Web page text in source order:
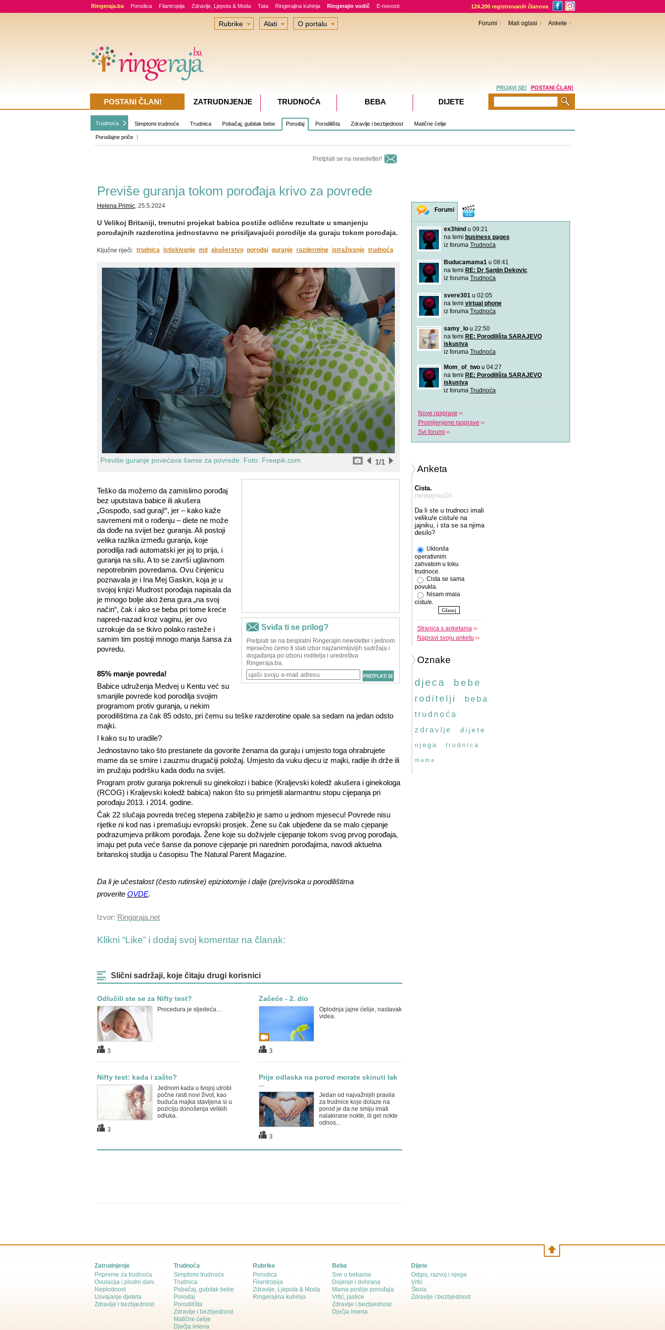
Ringeraja.ba Porodica Filantropija Zdravlje, Ljepota & Moda Tata Ringerajina kuhinja Ringerajin vodič E-novosti 124.200 registrovanih članova
Trudnoća Simptomi trudnoće Trudnica Pobačaj, gubitak bebe Porođaj
Porođajne priče
Porodilišta Zdravlje i bezbjednost Matične ćelije
Pretplati se na newsletter!
Previše guranja tokom porođaja krivo za povrede
Helena Primic, 25.5.2024
U Velikoj Britaniji, trenutni projekat babica postiže odlične rezultate u smanjenju
porođajnih razderotina jednostavno ne prisiljavajući porodilje da guraju tokom porođaja.
Ključne riječi: trudnica istiskivanje mit akušerstvo porođaj guranje razderotine istraživanje trudnoća
Previše guranje povećava šanse za povrede. Foto: Freepik.com /1
1
Teško da možemo da zamislimo porođaj
bez uputstava babice ili akušera
„Gospođo, sad guraj!“, jer – kako kaže
savremeni mit o rođenju – diete ne može
da dođe na svijet bez guranja. Ali postoji
velika razlika između guranja, koje
porodilja radi automatski jer joj to prija, i
guranja na silu. A to se završi uglavnom
nepotrebnim povredama. Ovu činjenicu
poznavala je i Ina Mej Gaskin, koja je u
svojoj knjizi Mudrost porođaja napisala da
je mnogo bolje ako žena gura „na svoj
način“, čak i ako se beba pri tome kreće
napred-nazad kroz vaginu, jer ovo
uzrokuje da se tkivo polako rasteže i
samim tim postoji mnogo manja šansa za
povredu.
85% manje povreda!
Babice udruženja Medvej u Kentu već su
smanjile povrede kod porodilja svojim
programom protiv guranja, u nekim
porodilištima za čak 85 odsto, pri čemu su teške razderotine opale sa sedam na jedan odsto
majki.
I kako su to uradile?
Jednostavno tako što prestanete da govorite ženama da guraju i umjesto toga ohrabrujete
mame da se smire i zauzmu drugačiji položaj. Umjesto da vuku djecu iz majki, radije ih drže ili
im pružaju podršku kada dođu na svijet.
Program protiv guranja pokrenuli su ginekolozi i babice (Kraljevski koledž akušera i ginekologa
(RCOG) i Kraljevski koledž babica) nakon što su primjetili alarmantnu stopu cijepanja pri
porođaju 2013. i 2014. godine.
Čak 22 slučaja povreda trećeg stepena zabilježio je samo u jednom mjesecu! Povrede nisu
rijetke ni kod nas i premašuju evropski prosjek. Žene su čak ubjeđene da se malo cjepanje
podrazumjeva prilikom porođaja. Žene koje su doživjele cijepanje tokom svog prvog porođaja,
imaju pet puta veće šanse da ponove cijepanje pri narednim porođajima, navodi aktuelna
britanskoj studija u časopisu The Natural Parent Magazine.
Da li je učestalost (često rutinske) epiziotomije i dalje (pre)visoka u porodilištima
proverite OVDE.
Izvor: Ringaraja.net
Klikni “Like” i dodaj svoj komentar na članak:
Slični sadržaji, koje čitaju drugi korisnici
Odlučili ste se za Nifty test?
Procedura je sljedeća…
3
Začeće - 2. dio
Oplodnja jajne ćelije, nastavak
videa.
3
Nifty test: kada i zašto?
Jednom kada u tvojoj utrobi
počne rasti novi život, kao
buduća majka stavljena si u
poziciju donošenja velikih
odluka.
3
Prije odlaska na porod morate skinuti lak
...
Jedan od najvažnijih pravila
za trudnice koje dolaze na
porod je da ne smiju imati
nalakirane nokte, ili gel nokte
odnos...
3
Forumi
ex3hind u 09:21
na temi business pages
iz foruma Trudnoća
Buducamama1u 08:41
na temi RE: Dr Sanjin Dekovic
iz foruma Trudnoća
svere301u 02:05
na temi virtual phone
iz foruma Trudnoća
samy_lou 22:50
na temi RE: Porodilišta SARAJEVO
iskustva
iz foruma Trudnoća
Mom_of_twou 04:27
na temi RE: Porodilišta SARAJEVO
iskustva
iz foruma Trudnoća
Nove rasprave
Promijenjene rasprave
Svi forumi
Anketa
Cista.
пеперутка16
Da li ste u trudnoci imali
veliku/e cistu/e na
jajniku, i sta se sa njima
desilo?
Uklonila
operativnim
zahvatom u toku
trudnoce.
Cista se sama
povukla.
Nisam imala
cistu/e.
Stranica s anketama
Napravi svoju anketu
Oznake
djeca bebe
roditelji beba
trudnoća
zdravlje
dijete
njega trudnica
mama
Rubrike Alati O portalu Forumi Mali oglasi Ankete
PRIJAVI SE! POSTANI ČLAN!
POSTANI ČLAN! ZATRUDNJENJE TRUDNOĆA BEBA DIJETE
Zatrudnjenje
Pripreme za trudnoću
Ovulacija i plodni dani
Neplodnost
Usvajanje djeteta
Zdravlje i bezbjednost
Trudnoća
Simptomi trudnoće
Trudnica
Pobačaj, gubitak bebe
Porođaj
Porodilišta
Zdravlje i bezbjednost
Matične ćelije
Dječja imena
Rubrike
Porodica
Filantropija
Zdravlje, Ljepota & Moda
Ringerajina kuhinja
Beba
Sve o bebama
Dojenje i dohrana
Mama poslije porođaja
Vrtić, jaslice
Zdravlje i bezbjednost
Dječja imena
Dijete
Odgoj, razvoj i njega
Vrtić
Škola
Zdravlje i bezbjednost